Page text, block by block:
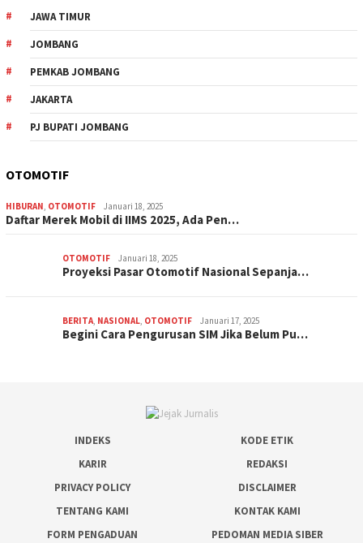
JAWA TIMUR
JOMBANG
PEMKAB JOMBANG
JAKARTA
PJ BUPATI JOMBANG
OTOMOTIF
HIBURAN OTOMOTIF Januari 18, 2025
Daftar Merek Mobil di IIMS 2025, Ada Pen…
OTOMOTIF Januari 18, 2025
Proyeksi Pasar Otomotif Nasional Sepanja…
BERITA NASIONAL OTOMOTIF Januari 17, 2025
Begini Cara Pengurusan SIM Jika Belum Pu…
INDEKS
KODE ETIK
KARIR
REDAKSI
PRIVACY POLICY
DISCLAIMER
TENTANG KAMI
KONTAK KAMI
FORM PENGADUAN
PEDOMAN MEDIA SIBER